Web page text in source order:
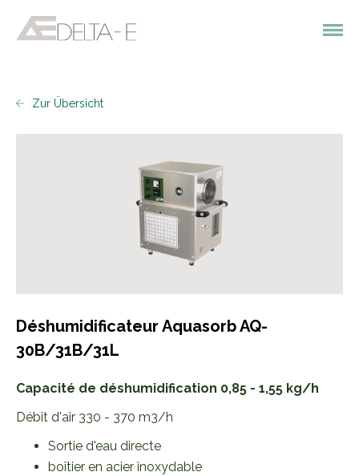
Zur Übersicht
Déshumidificateur Aquasorb AQ-
30B/31B/31L
Capacité de déshumidification 0,85 - 1,55 kg/h
Débit d'air 330 - 370 m3/h
Sortie d'eau directe
boîtier en acier inoxydable